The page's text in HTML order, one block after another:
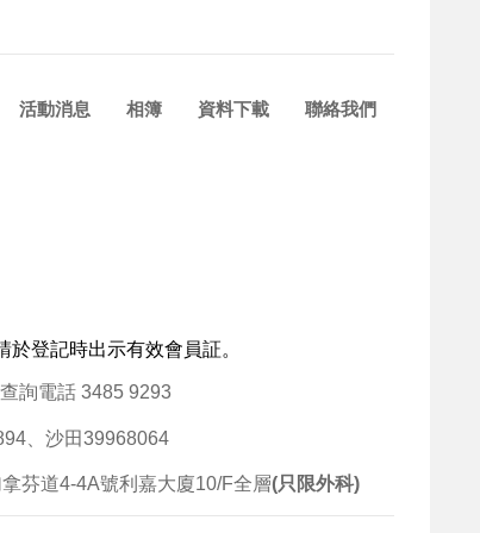
活動消息 相簿 資料下載 聯絡我們
登記時出示有效會員証。
詢電話 3485 9293
、沙田39968064
芬道4-4A號利嘉大廈10/F全層(只限外科)